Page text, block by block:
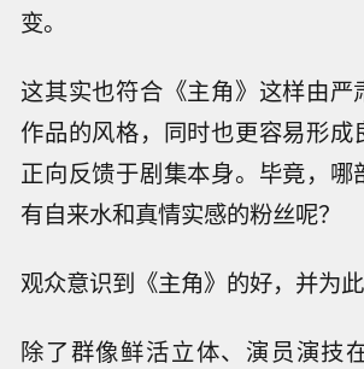
变。
这其实也符合《主角》这样由严
作品的风格，同时也更容易形成
正向反馈于剧集本身。毕竟，哪
有自来水和真情实感的粉丝呢？
观众意识到《主角》的好，并为此
除了群像鲜活立体、演员演技